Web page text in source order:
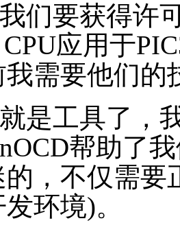
要获得许可
应用于
需要他们的
工具了，我
帮助了
，不仅需
环境)。